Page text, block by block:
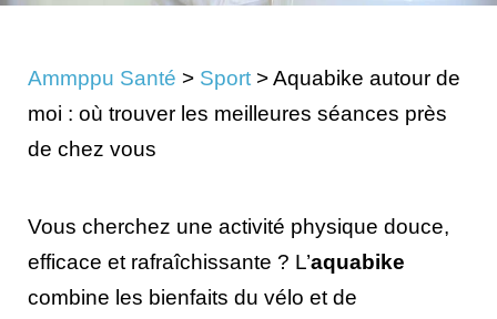
Ammppu Santé > Sport >Aquabike autour de
moi : où trouver les meilleures séances près
de chez vous
Vous cherchez une activité physique douce,
efficace et rafraîchissante ? L’aquabike
combine les bienfaits du vélo et de